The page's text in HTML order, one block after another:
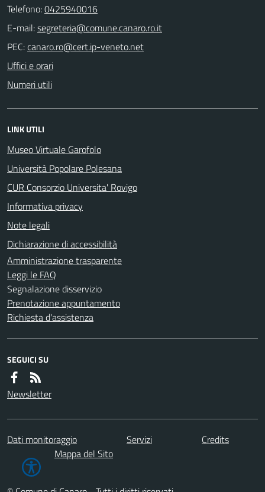
Telefono:0425940016
E-mail:
PEC:
Uffici e orari
Numeri utili
LINK UTILI
Museo Virtuale Garofolo
Università Popolare Polesana
CUR Consorzio Universita' Rovigo
Informativa privacy
Note legali
Dichiarazione di accessibilità
Amministrazione trasparente
Leggi le FAQ
Segnalazione disservizio
Prenotazione appuntamento
Richiesta d'assistenza
SEGUICI SU
Newsletter
Dati monitoraggio Servizi
Credits
Mappa del Sito